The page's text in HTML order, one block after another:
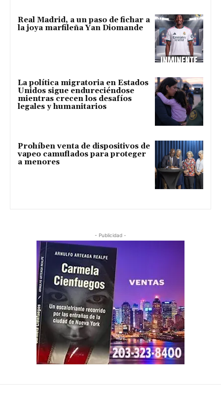
Real Madrid, a un paso de fichar a
la joya marfileña Yan Diomande
La política migratoria en Estados
Unidos sigue endureciéndose
mientras crecen los desafíos
legales y humanitarios
Prohíben venta de dispositivos de
vapeo camuflados para proteger
a menores
- Publicidad -